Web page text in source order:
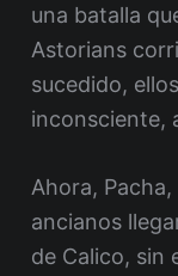
una batalla
Astorians
sucedido,
inconsciente,
Ahora,
ancianos
de Calico, sin